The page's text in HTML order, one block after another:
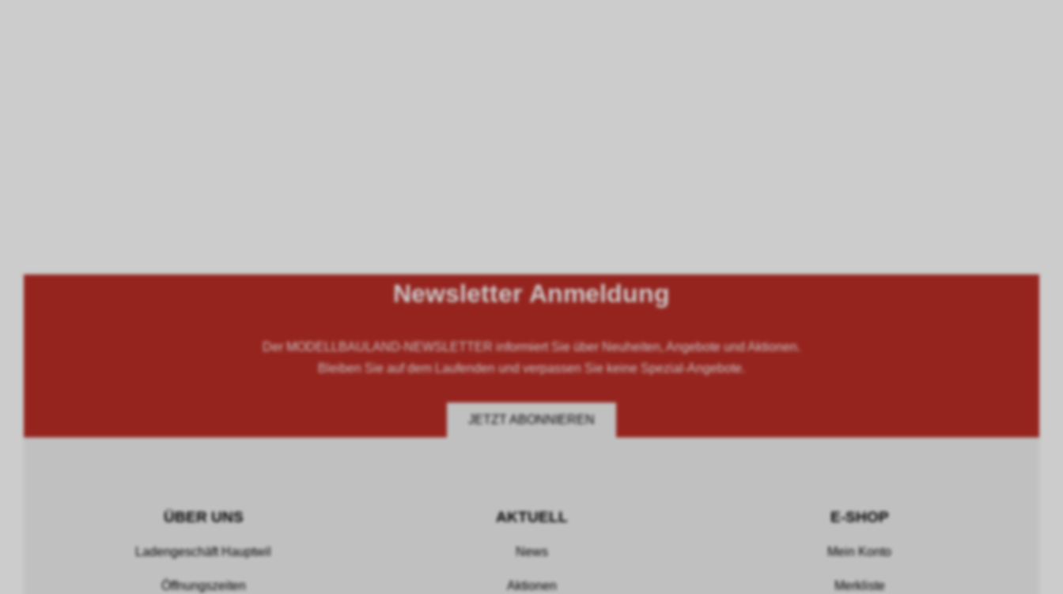
Newsletter Anmeldung
Der MODELLBAULAND-NEWSLETTER informiert Sie über Neuheiten, Angebote und Aktionen.
Bleiben Sie auf dem Laufenden und verpassen Sie keine Spezial-Angebote.
JETZT ABONNIEREN
ÜBER UNS
Ladengeschäft Hauptwil
Öffnungszeiten
AKTUELL
News
Aktionen
E-SHOP
Mein Konto
Merkliste